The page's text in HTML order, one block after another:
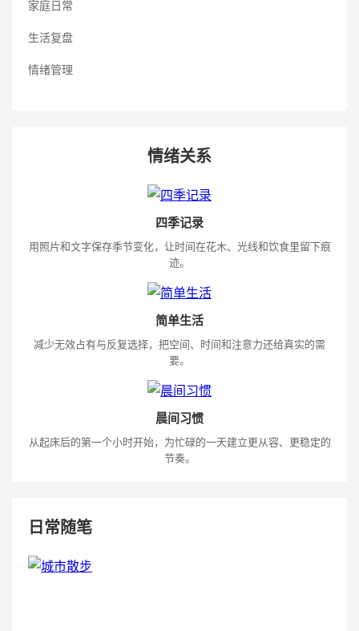
家庭日常
生活复盘
情绪管理
情绪关系
四季记录
用照片和文字保存季节变化，让时间在花木、光线和饮食里留下痕
迹。
简单生活
减少无效占有与反复选择，把空间、时间和注意力还给真实的需
要。
晨间习惯
从起床后的第一个小时开始，为忙碌的一天建立更从容、更稳定的
节奏。
日常随笔